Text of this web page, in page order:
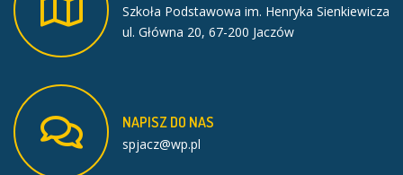
Szkoła Podstawowa im. Henryka Sienkiewicza
ul. Główna 20, 67-200 Jaczów
NAPISZDO NAS
spjacz@wp.pl